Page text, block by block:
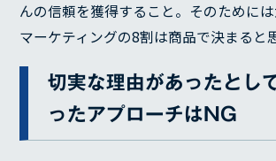
んの信頼を獲得すること。そのためには
マーケティングの8割は商品で決まると
切実な理由があったとし
ったアプローチはNG